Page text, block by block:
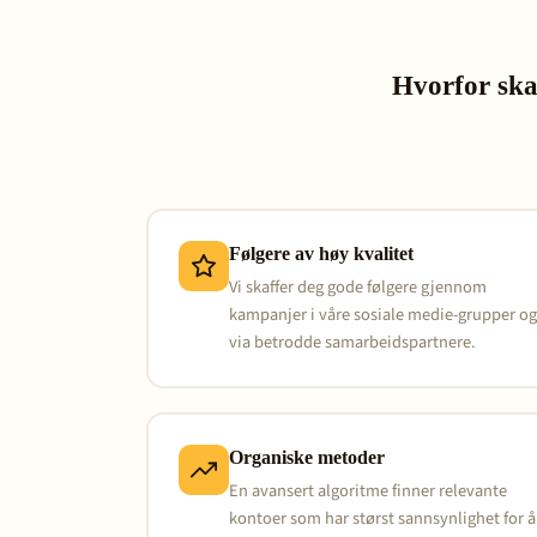
Hvorfor
Følgere av høy kvalitet
Vi skaffer deg gode følgere gjennom
kampanjer i våre sosiale medie-grupper og
via betrodde samarbeidspartnere.
Organiske metoder
En avansert algoritme finner relevante
kontoer som har størst sannsynlighet for å